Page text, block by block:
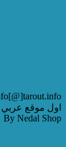
اول موقع عربي
By Nedal Shop